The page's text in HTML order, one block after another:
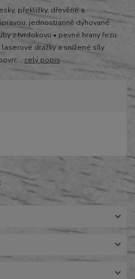
překližky, dřevěné a
jednostranně dýhované
z tvrdokovu • pevné hrany řezu
drážky a snížené síly
celý popis